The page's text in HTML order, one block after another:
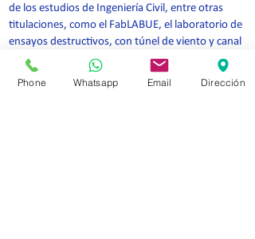
de los estudios de Ingeniería Civil, entre otras
titulaciones, como el FabLABUE, el laboratorio de
ensayos destructivos, con túnel de viento y canal
hidráulico incluidos, el Aula BIM y lo que será un
Aula Industria 4.0.
Phone Whatsapp Email Dirección